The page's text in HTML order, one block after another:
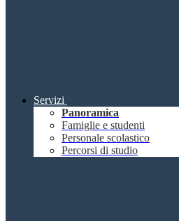
Servizi
Panoramica
Famiglie e studenti
Personale scolastico
Percorsi di studio